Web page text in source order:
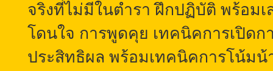
จริงที่ไม่มีในตำราฝึกปฏิบัติ พร้อมเ
โดนใจ การพูดคุย เทคนิคการเปิด
ประสิทธิผล พร้อมเทคนิคการโน้มน้